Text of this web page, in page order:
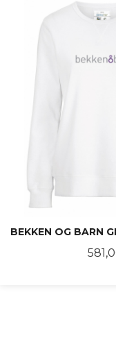
BEKKEN OG BARN
Pris